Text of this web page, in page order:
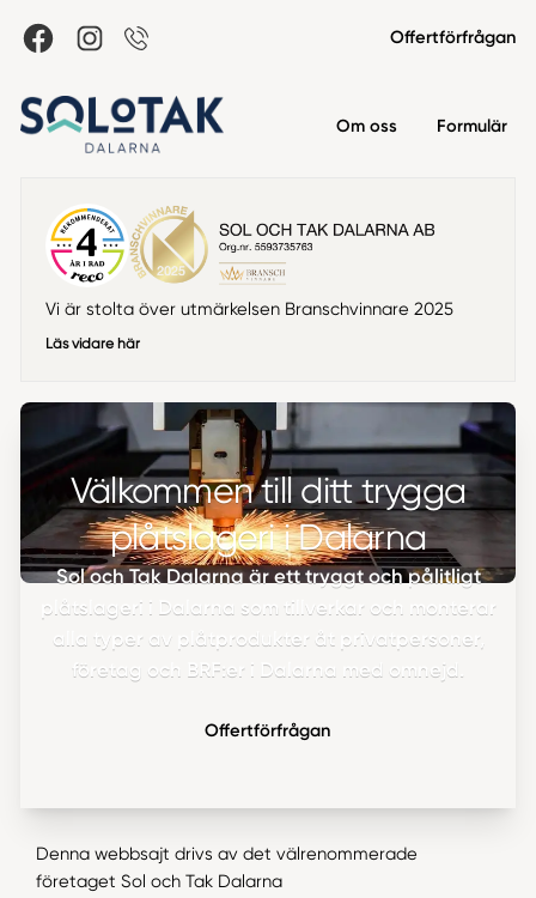
Offertförfrågan
Om oss Formulär
Vi är stolta över utmärkelsen Branschvinnare 2025
Läs vidare här
Välkommen till ditt trygga
plåtslageri i Dalarna
Sol och Tak Dalarna är ett tryggt och pålitligt
plåtslageri i Dalarna som tillverkar och monterar
alla typer av plåtprodukter åt privatpersoner,
företag och BRF:er i Dalarna med omnejd.
Offertförfrågan
Denna webbsajt drivs av det välrenommerade
företaget Sol och Tak Dalarna